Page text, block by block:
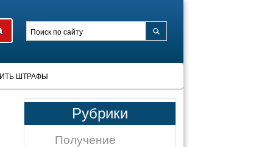
ШТРАФЫ
Рубрики
Получение